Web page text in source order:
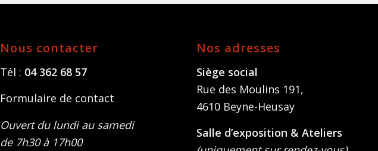
Nous contacter
Tél : 04 362 68 57
Formulaire de contact
Ouvert du lundi au samedi
de 7h30 à 17h00
Nos adresses
Siège social
Rue des Moulins 191,
4610 Beyne-Heusay
Salle d’exposition & Ateliers